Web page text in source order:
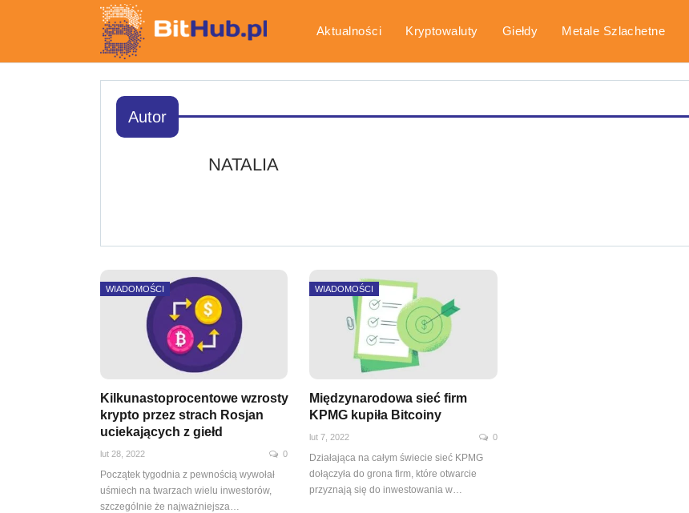
Aktualności Kryptowaluty Giełdy Metale Szlachetne
Autor
NATALIA
WIADOMOŚCI
Kilkunastoprocentowe wzrosty
krypto przez strach Rosjan
uciekających z giełd
lut 28, 2022 0
Początek tygodnia z pewnością wywołał
uśmiech na twarzach wielu inwestorów,
szczególnie że najważniejsza
WIADOMOŚCI
Międzynarodowa sieć firm
KPMG kupiła Bitcoiny
lut 7, 2022 0
Działająca na całym świecie sieć KPMG
dołączyła do grona firm, które otwarcie
przyznają się do inwestowania w